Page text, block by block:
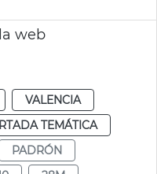
web
VALENCIA
TEMÁTICA
PADRÓN